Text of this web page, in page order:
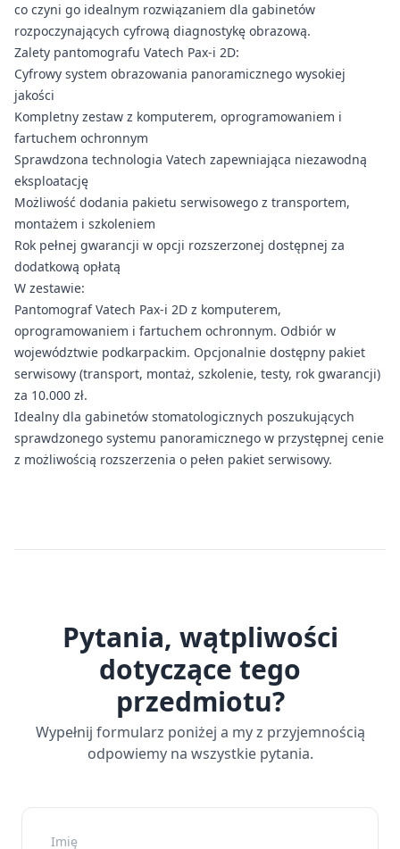
co czyni go idealnym rozwiązaniem dla gabinetów
rozpoczynających cyfrową diagnostykę obrazową.
Zalety pantomografu Vatech Pax-i 2D:
Cyfrowy system obrazowania panoramicznego wysokiej
jakości
Kompletny zestaw z komputerem, oprogramowaniem i
fartuchem ochronnym
Sprawdzona technologia Vatech zapewniająca niezawodną
eksploatację
Możliwość dodania pakietu serwisowego z transportem,
montażem i szkoleniem
Rok pełnej gwarancji w opcji rozszerzonej dostępnej za
dodatkową opłatą
W zestawie:
Pantomograf Vatech Pax-i 2D z komputerem,
oprogramowaniem i fartuchem ochronnym. Odbiór w
województwie podkarpackim. Opcjonalnie dostępny pakiet
serwisowy (transport, montaż, szkolenie, testy, rok gwarancji)
za 10.000 zł.
Idealny dla gabinetów stomatologicznych poszukujących
sprawdzonego systemu panoramicznego w przystępnej cenie
z możliwością rozszerzenia o pełen pakiet serwisowy.
Pytania, wątpliwości
dotyczące tego
przedmiotu?
Wypełnij formularz poniżej a my z przyjemnością
odpowiemy na wszystkie pytania.